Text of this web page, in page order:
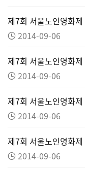
제7회 서울노인영화
2014-09-06
제7회 서울노인영화
2014-09-06
제7회 서울노인영화
2014-09-06
제7회 서울노인영화
2014-09-06